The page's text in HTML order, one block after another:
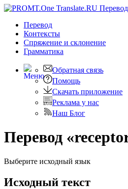
Перевод
Контексты
Спряжение и склонение
Грамматика
Обратная связь
Помощь
Скачать приложение
Реклама у нас
Наш Блог
Перевод
Выберите исходный язык
Исходный текст